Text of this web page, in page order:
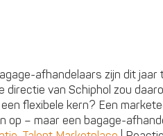
afhandelaars zijn dit
directie van Schiphol zou
flexibele kern? Een
op – maar een bagage-